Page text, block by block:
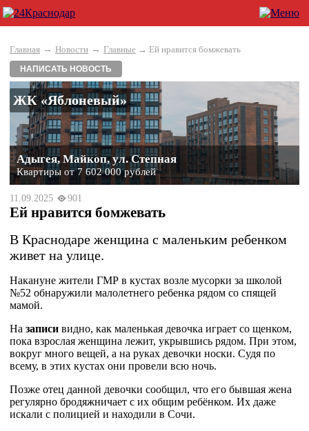
Главная → Новости → Главные → Ей нравится бомжевать
НАПИСАТЬ НОВОСТЬ
ЖК «Яблоневый»
Адыгея, Майкоп, ул. Степная
Квартиры от 7 602 000 рублей
11.09.2025 901
Ей нравится бомжевать
В Краснодаре женщина с маленьким ребенком
живет на улице.
Накануне жители ГМР в кустах возле мусорки за школой
№52 обнаружили малолетнего ребенка рядом со спящей
мамой.
На записи видно, как маленькая девочка играет со щенком,
пока взрослая женщина лежит, укрывшись рядом. При этом,
вокруг много вещей, а на руках девочки носки. Судя по
всему, в этих кустах они провели всю ночь.
Позже отец данной девочки сообщил, что его бывшая жена
регулярно бродяжничает с их общим ребёнком. Их даже
искали с полицией и находили в Сочи.